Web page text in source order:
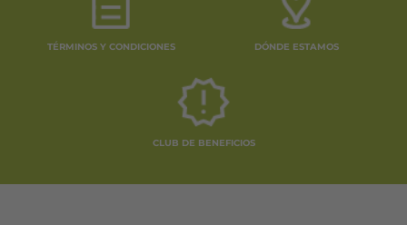
TÉRMINOS Y CONDICIONES DÓNDE ESTAMOS
CLUB DE BENEFICIOS